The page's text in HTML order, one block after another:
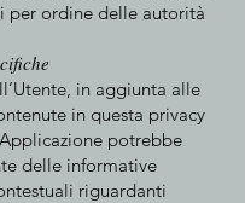
per ordine delle autorità
in aggiunta alle
in questa privacy
potrebbe
delle informative
riguardanti